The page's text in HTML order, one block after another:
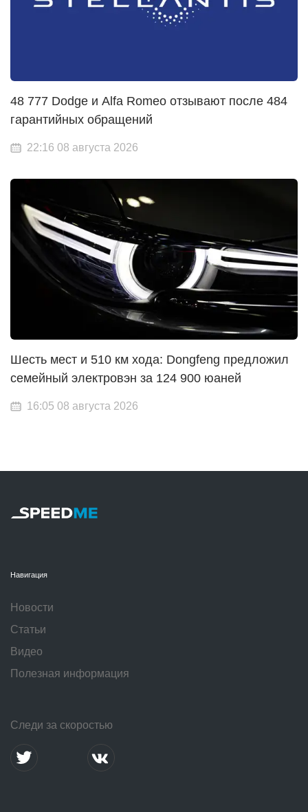
48 777 Dodge и Alfa Romeo отзывают после 484
гарантийных обращений
22:16 08 августа 2026
Шесть мест и 510 км хода: Dongfeng предложил
семейный электровэн за 124 900 юаней
16:05 08 августа 2026
Навигация
Новости
Статьи
Видео
Полезная информация
Следи за скоростью